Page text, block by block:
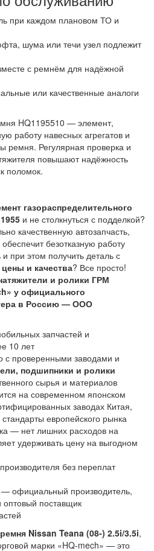
при каждом плановом ТО и
шума или течи узел подлежит
с ремнём для надёжной
или качественные аналоги
HQ1195510 — элемент,
работу навесных агрегатов и
ремня. Регулярная проверка и
повышают надёжность
поломок.
газораспределительного
и не столкнуться с подделкой?
качественную автозапчасть,
безотказную работу
при этом получить деталь с
цены и качества? Все просто!
и ролики ГРМ
у официального
в Россию — ООО
запчастей и
10 лет
с проверенными заводами и
подшипники и ролики
сырья и материалов
на современном японском
заводах Китая,
европейского рынка
— нет лишних расходов на
удерживать цену на выгодном
без переплат
официальный производитель,
поставщик
Nissan Teana (08-) 2.5i/3.5i,
марки «HQ-mech» — это